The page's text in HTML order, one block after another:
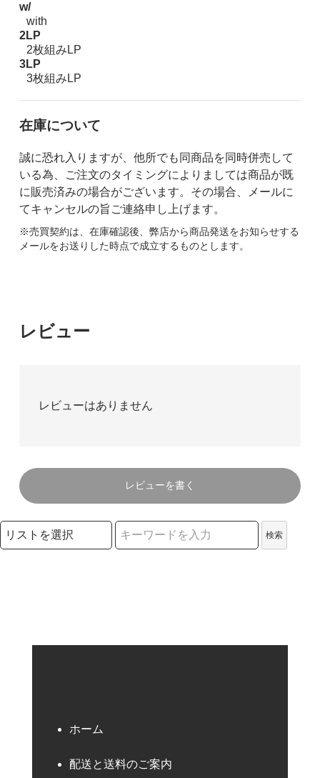
w/
with
2LP
2枚組みLP
3LP
3枚組みLP
在庫について
誠に恐れ入りますが、他所でも同商品を同時併売して
いる為、ご注文のタイミングによりましては商品が既
に販売済みの場合がございます。その場合、メールに
てキャンセルの旨ご連絡申し上げます。
※売買契約は、在庫確認後、弊店から商品発送をお知らせする
メールをお送りした時点で成立するものとします。
レビュー
レビューはありません
レビューを書く
検索リストの選択
検索
ホーム
配送と送料のご案内